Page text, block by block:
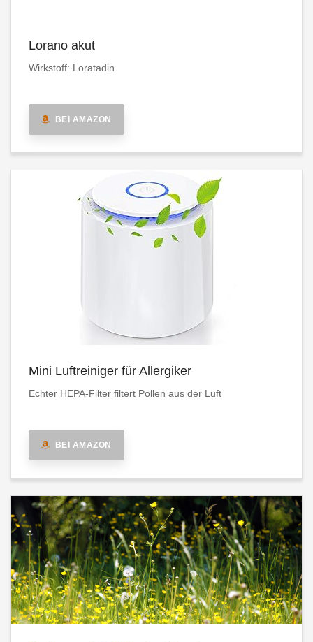
Lorano akut
Wirkstoff: Loratadin
BEI AMAZON
Mini Luftreiniger für Allergiker
Echter HEPA-Filter filtert Pollen aus der Luft
BEI AMAZON